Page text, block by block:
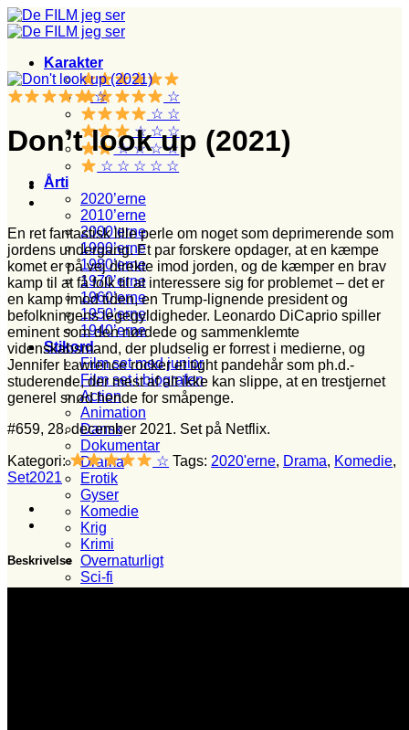
Fortsæt
til
Karakter
☆
☆ ☆
☆ ☆ ☆
☆ ☆ ☆ ☆
☆ ☆ ☆ ☆ ☆
Årti
2020’erne
2010’erne
2000’erne
1990’erne
1980’erne
1970’erne
1960’erne
1950’erne
1940’erne
Stikord
Film set med junior
Film set i biografen
Action
Animation
Dansk
Dokumentar
Drama
Erotik
Gyser
Komedie
Krig
Krimi
Overnaturligt
Sci-fi
☆
Don’t look up (2021)
En ret fantastisk lille perle om noget som deprimerende som
jordens undergang. Et par forskere opdager, at en kæmpe
komet er på vej direkte imod jorden, og de kæmper en brav
kamp til at få folk til at interessere sig for problemet – det er
en kamp imod tiden, en Trump-lignende president og
befolkningens legegyldigheder. Leonardo DiCaprio spiller
eminent som den nørdede og sammenklemte
videnskabsmand, der pludselig er forrest i medierne, og
Jennifer Lawrence rocker et tight pandehår som ph.d.-
studerende, der mest af alt ikke kan slippe, at en trestjernet
generel snød hende for småpenge.
#659, 28. december 2021. Set på Netflix.
Kategori: ☆ Tags: 2020'erne, Drama, Komedie,
Set2021
Beskrivelse